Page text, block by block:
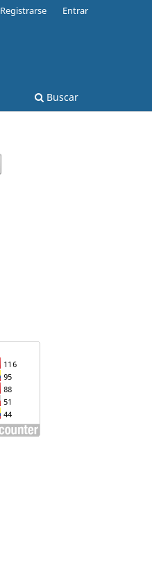
Buscar
Registrarse Entrar